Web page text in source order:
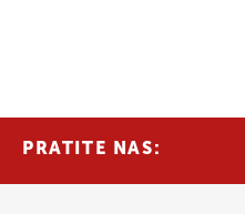
PRATITE NAS: